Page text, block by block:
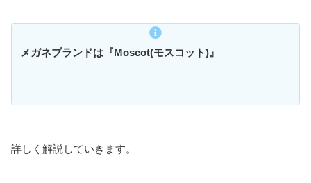
メガネブランドは『Moscot(モスコット)』
詳しく解説していきます。